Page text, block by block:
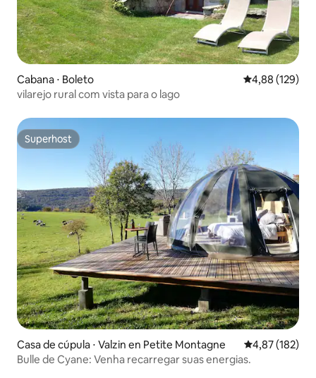
Cabana ⋅ Boleto 4,88 de uma
4,88 (129)
vilarejo rural com vista para o lago
Superhost
Superhost
Casa de cúpula ⋅ Valzin en Petite Montagne 4,87 de uma
4,87 (182)
Bulle de Cyane: Venha recarregar suas energias.